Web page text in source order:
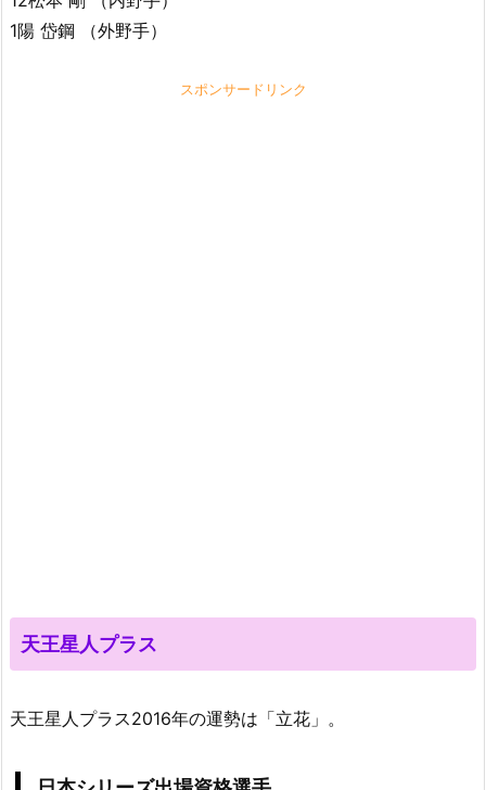
1陽 岱鋼 （外野手）
スポンサードリンク
天王星人プラス
天王星人プラス2016年の運勢は「立花」。